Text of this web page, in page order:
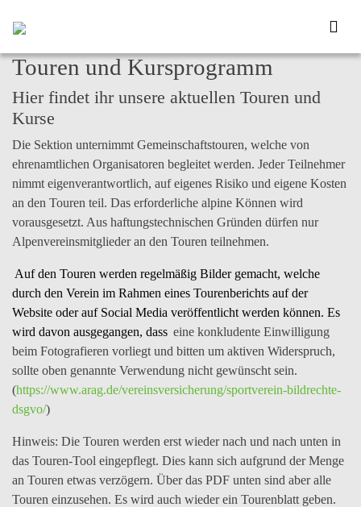
Touren und Kursprogramm
Hier findet ihr unsere aktuellen Touren und
Kurse
Die Sektion unternimmt Gemeinschaftstouren, welche von
ehrenamtlichen Organisatoren begleitet werden. Jeder Teilnehmer
nimmt eigenverantwortlich, auf eigenes Risiko und eigene Kosten
an den Touren teil. Das erforderliche alpine Können wird
vorausgesetzt. Aus haftungstechnischen Gründen dürfen nur
Alpenvereinsmitglieder an den Touren teilnehmen.
Auf den Touren werden regelmäßigBildergemacht, welche
durch den Verein im Rahmen eines Tourenberichts auf der
Website oder auf Social Media veröffentlicht werden können. Es
wird davon ausgegangen, dass eine konkludente Einwilligung
beim Fotografieren vorliegt und bitten um aktiven Widerspruch,
sollte oben genannte Verwendung nicht gewünscht sein.
(https://www.arag.de/vereinsversicherung/sportverein-bildrechte-
dsgvo/)
Hinweis: Die Touren werden erst wieder nach und nach unten in
das Touren-Tool eingepflegt. Dies kann sich aufgrund der Menge
an Touren etwas verzögern. Über das PDF unten sind aber alle
Touren einzusehen. Es wird auch wieder ein Tourenblatt geben.